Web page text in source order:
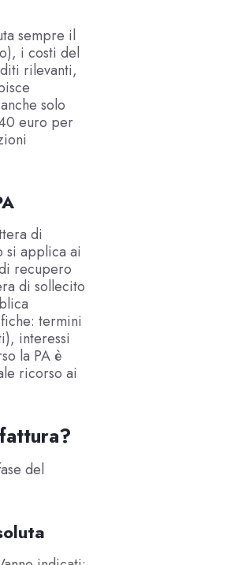
sempre il
i costi del
rilevanti,
solo
euro per
di
si applica ai
recupero
di sollecito
termini
interessi
la PA è
ricorso ai
del